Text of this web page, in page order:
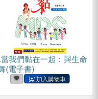
當我們黏在一起：與生命
(電子書)